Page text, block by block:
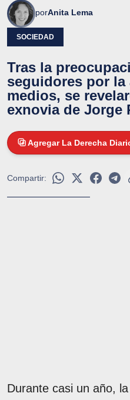
porAnita Lema
SOCIEDAD
Tras la
seguidores por la
medios, se
exnovia de Jorge
Agregar La Derecha
Compartir:
Durante casi un año,